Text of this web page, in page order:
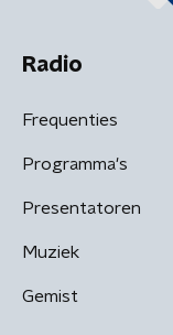
Radio
Frequenties
Programma's
Presentatoren
Muziek
Gemist